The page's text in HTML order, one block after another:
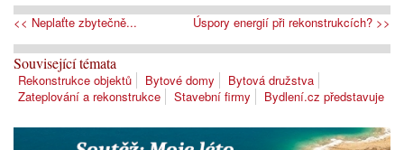
<< Neplaťte zbytečně... Úspory energií při rekonstrukcích? >>
Související témata
Rekonstrukce objektů Bytové domy
Bytová družstva
Zateplování a rekonstrukce
Stavební firmy Bydlení.cz představuje